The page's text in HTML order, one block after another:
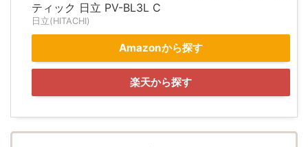
ティック 日立 PV-BL3L C
日立(HITACHI)
Amazonから探す
楽天から探す